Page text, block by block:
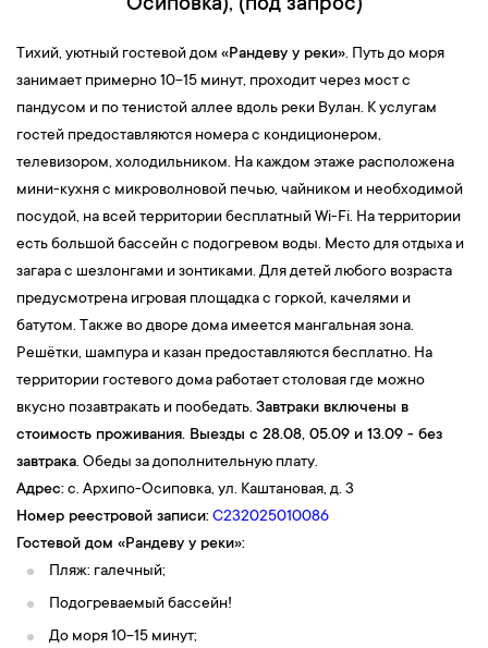
Осиповка), (под запрос)
Тихий, уютный гостевой дом «Рандеву у реки». Путь до моря
занимает примерно 10−15 минут, проходит через мост c
пандусом и по тенистой аллее вдоль реки Вулан. К услугам
гостей предоставляются номера с кондиционером,
телевизором, холодильником. На каждом этаже расположена
мини-кухня с микроволновой печью, чайником и необходимой
посудой, на всей территории бесплатный Wi-Fi. На территории
есть большой бассейн с подогревом воды. Место для отдыха и
загара с шезлонгами и зонтиками. Для детей любого возраста
предусмотрена игровая площадка с горкой, качелями и
батутом. Также во дворе дома имеется мангальная зона.
Решётки, шампура и казан предоставляются бесплатно. На
территории гостевого дома работает столовая где можно
вкусно позавтракать и пообедать. Завтраки включены в
стоимость проживания. Выезды с 28.08, 05.09 и 13.09 - без
завтрака. Обеды за дополнительную плату.
Адрес:с. Архипо-Осиповка, ул. Каштановая, д. 3
Номер реестровой записи:С232025010086
Гостевой дом «Рандеву у реки»:
Пляж: галечный;
Подогреваемый бассейн!
До моря 10-15 минут;